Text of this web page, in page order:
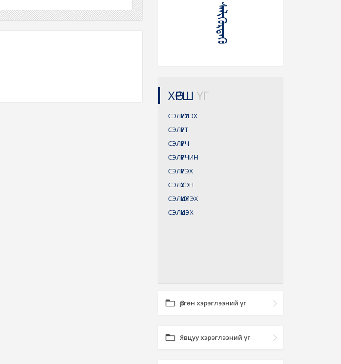
ХӨРШ ҮГ
СЭЛҮҮРҮҮЛЭХ
СЭЛҮҮРТ
СЭЛҮҮРЧ
СЭЛҮҮРЧИН
СЭЛҮҮРЭХ
СЭЛҮҮХЭН
СЭЛҮҮЦҮҮЛЭХ
СЭЛҮҮЦЭХ
Өргөн хэрэглээний үг
Явцуу хэрэглээний үг